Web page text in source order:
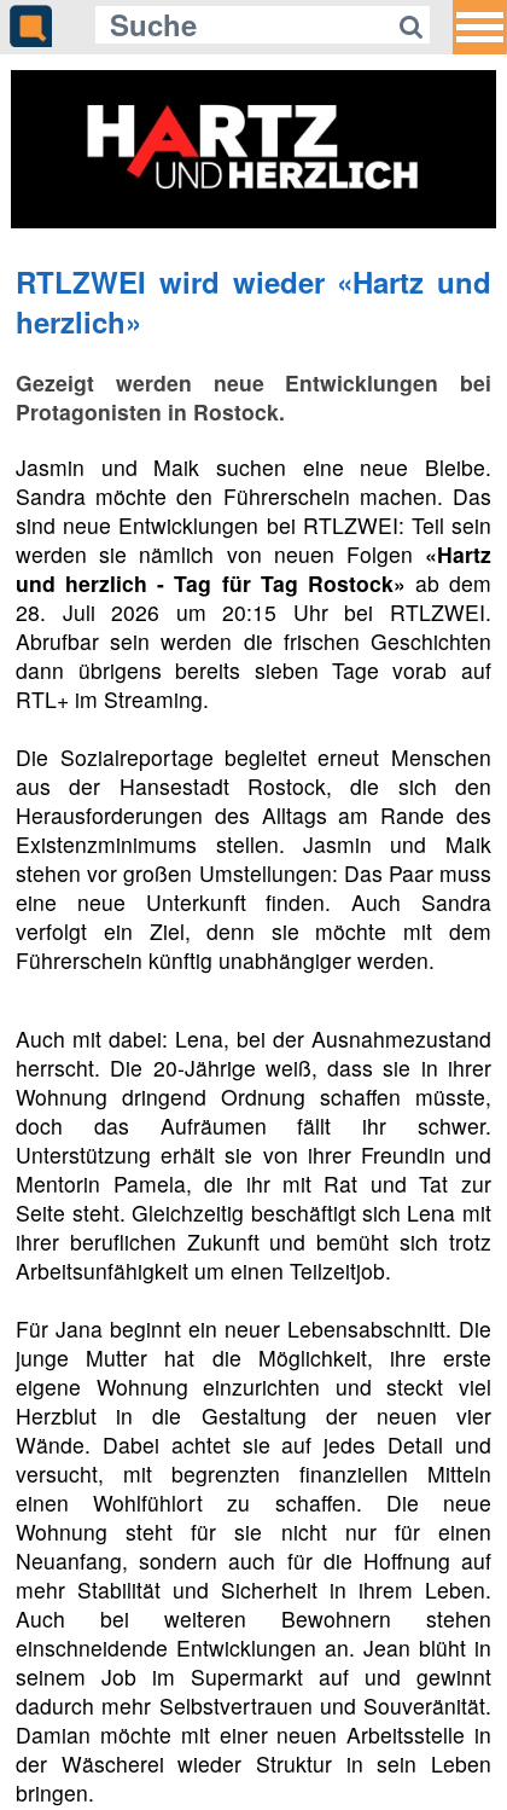
RTLZWEI wird wieder «Hartz und
herzlich»
Gezeigt werden neue Entwicklungen bei
Protagonisten in Rostock.
Jasmin und Maik suchen eine neue Bleibe.
Sandra möchte den Führerschein machen. Das
sind neue Entwicklungen bei RTLZWEI: Teil sein
werden sie nämlich von neuen Folgen «Hartz
und herzlich - Tag für Tag Rostock» ab dem
28. Juli 2026 um 20:15 Uhr bei RTLZWEI.
Abrufbar sein werden die frischen Geschichten
dann übrigens bereits sieben Tage vorab auf
RTL+ im Streaming.
Die Sozialreportage begleitet erneut Menschen
aus der Hansestadt Rostock, die sich den
Herausforderungen des Alltags am Rande des
Existenzminimums stellen. Jasmin und Maik
stehen vor großen Umstellungen: Das Paar muss
eine neue Unterkunft finden. Auch Sandra
verfolgt ein Ziel, denn sie möchte mit dem
Führerschein künftig unabhängiger werden.
Auch mit dabei: Lena, bei der Ausnahmezustand
herrscht. Die 20-Jährige weiß, dass sie in ihrer
Wohnung dringend Ordnung schaffen müsste,
doch das Aufräumen fällt ihr schwer.
Unterstützung erhält sie von ihrer Freundin und
Mentorin Pamela, die ihr mit Rat und Tat zur
Seite steht. Gleichzeitig beschäftigt sich Lena mit
ihrer beruflichen Zukunft und bemüht sich trotz
Arbeitsunfähigkeit um einen Teilzeitjob.
Für Jana beginnt ein neuer Lebensabschnitt. Die
junge Mutter hat die Möglichkeit, ihre erste
eigene Wohnung einzurichten und steckt viel
Herzblut in die Gestaltung der neuen vier
Wände. Dabei achtet sie auf jedes Detail und
versucht, mit begrenzten finanziellen Mitteln
einen Wohlfühlort zu schaffen. Die neue
Wohnung steht für sie nicht nur für einen
Neuanfang, sondern auch für die Hoffnung auf
mehr Stabilität und Sicherheit in ihrem Leben.
Auch bei weiteren Bewohnern stehen
einschneidende Entwicklungen an. Jean blüht in
seinem Job im Supermarkt auf und gewinnt
dadurch mehr Selbstvertrauen und Souveränität.
Damian möchte mit einer neuen Arbeitsstelle in
der Wäscherei wieder Struktur in sein Leben
bringen.